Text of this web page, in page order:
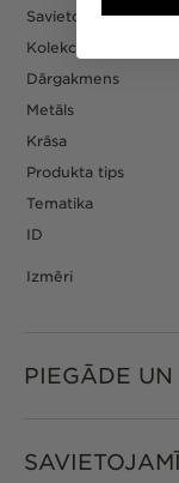
Savietojams ar
Kolekcija
Dārgakmens
Metāls
Krāsa
Produkta tips
Tematika
ID
Izmēri
PIEGĀDE